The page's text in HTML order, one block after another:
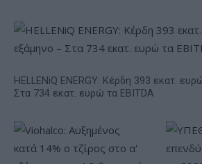
HELLENiQ ENERGY: Κέρδη 393 εκατ.
Στα 734 εκατ. ευρώ τα EBITDA